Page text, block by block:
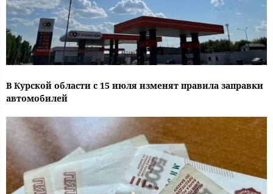
В Курской области с 15 июля изменят правила заправки
автомобилей